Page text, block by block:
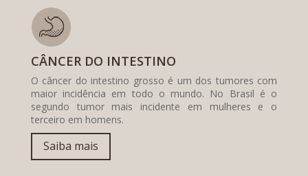
CÂNCER DO INTESTINO
O câncer do intestino grosso é um dos tumores com
maior incidência em todo o mundo. No Brasil é o
segundo tumor mais incidente em mulheres e o
terceiro em homens.
Saiba mais